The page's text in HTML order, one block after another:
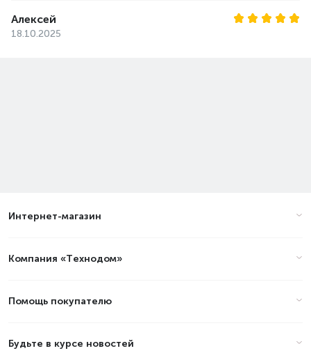
Алексей
18.10.2025
Интернет-магазин
Компания «Технодом»
Помощь покупателю
Будьте в курсе новостей